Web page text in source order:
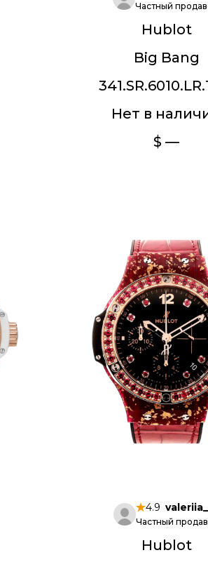
Частный
Hublot
Big Bang
Нет в
$ —
4.9
Частный
Hublot